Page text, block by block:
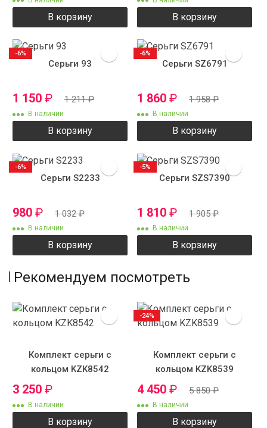
В корзину В корзину
Серьги 93
1 150 ₽ 1 211₽
В наличии
В корзину
-6%
Серьги SZ6791
1 860 ₽ 1 958₽
В наличии
В корзину
-6%
Серьги S2233
980 ₽ 1 032₽
В наличии
В корзину
-6%
Серьги SZS7390
1 810 ₽ 1 905₽
В наличии
В корзину
-5%
Рекомендуем посмотреть
Комплект серьги с
кольцом KZK8542
3 250 ₽
В наличии
В корзину
Комплект серьги с
кольцом KZK8539
4 450 ₽ 5 850₽
В наличии
В корзину
-24%